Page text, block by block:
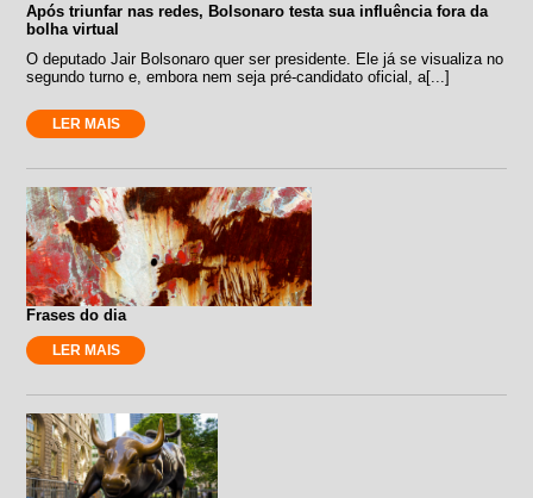
Após triunfar nas redes, Bolsonaro testa sua influência fora da
bolha virtual
O deputado Jair Bolsonaro quer ser presidente. Ele já se visualiza no
segundo turno e, embora nem seja pré-candidato oficial, a[...]
LER MAIS
Frases do dia
LER MAIS